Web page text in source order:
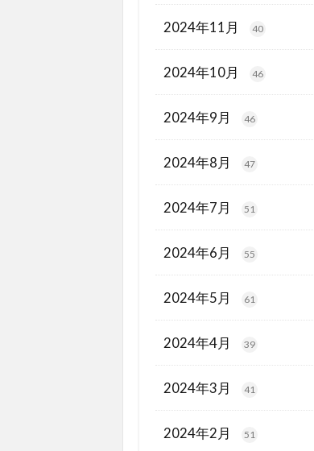
2024年11月 40
2024年10月 46
2024年9月 46
2024年8月 47
2024年7月 51
2024年6月 55
2024年5月 61
2024年4月 39
2024年3月 41
2024年2月 51